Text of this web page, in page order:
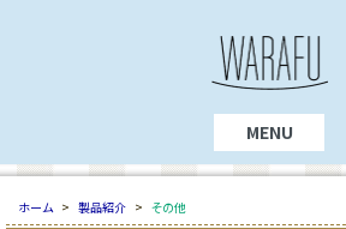
MENU
ホーム > 製品紹介 > その他